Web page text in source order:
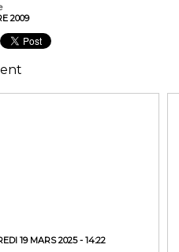
2009
19 MARS 2025 - 14:22